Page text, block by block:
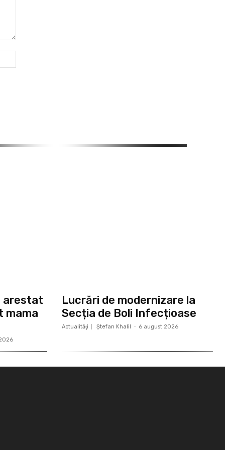
arestat
mama
Lucrări de modernizare la
Secția de Boli Infecțioase
Actualităţi Ştefan Khalil - 6 august 2026